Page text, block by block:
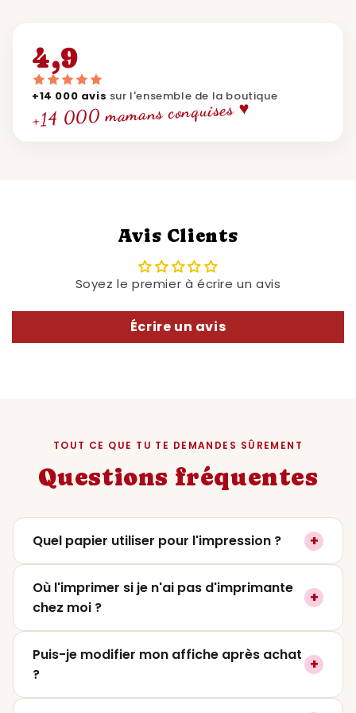
4,9
+14 000 avis sur l'ensemble de la boutique
+14 000 mamans conquises ♥
Avis Clients
Soyez le premier à écrire un avis
Écrire un avis
TOUT CE QUE TU TE DEMANDES SÛREMENT
Questions fréquentes
Quel papier utiliser pour l'impression ? +
On recommande un papier mat ou satiné
entre200 et 250g
pour un rendu premium. Le
papier classique 80g qui ne rendra pas
justice aux couleurs.
Où l'imprimer si je n'ai pas d'imprimante
chez moi ?
+
Tu peux l'imprimer dansn'importe quelle
imprimerie
Puis-je modifier mon affiche après achat
?
+